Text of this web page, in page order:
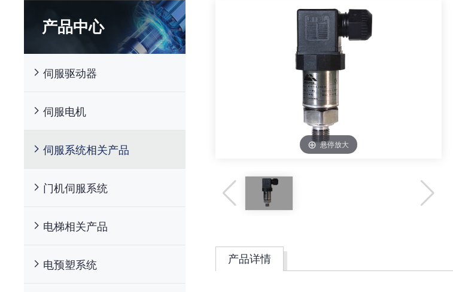
产品中心
伺服驱动器
伺服电机
伺服系统相关产品
门机伺服系统
电梯相关产品
电预塑系统
悬停放大
产品详情